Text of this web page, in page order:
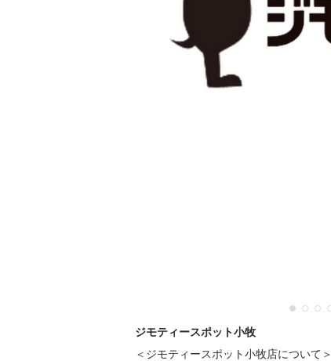
ジモティースポット小牧
＜ジモティースポット小牧店について＞